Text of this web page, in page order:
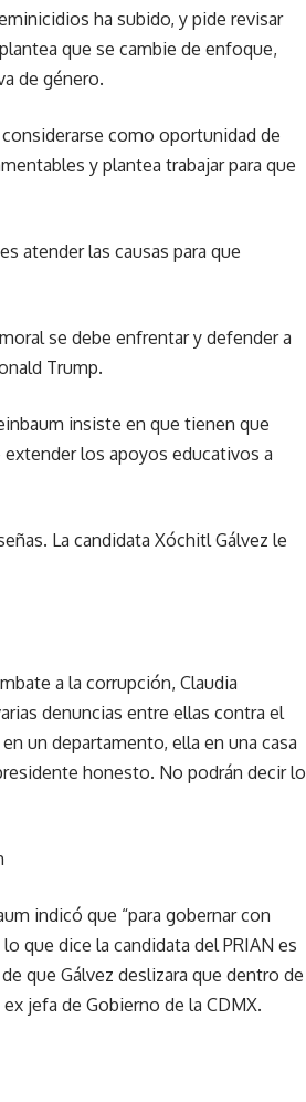
ha subido, y pide revisar
que se cambie de enfoque,
de género.
como oportunidad de
y plantea trabajar para que
atender las causas para que
se debe enfrentar y defender a
Trump.
insiste en que tienen que
los apoyos educativos a
La candidata Xóchitl Gálvez le
a la corrupción, Claudia
denuncias entre ellas contra el
un departamento, ella en una casa
honesto. No podrán decir lo
indicó que “para gobernar con
que dice la candidata del PRIAN es
que Gálvez deslizara que dentro de
jefa de Gobierno de la CDMX.